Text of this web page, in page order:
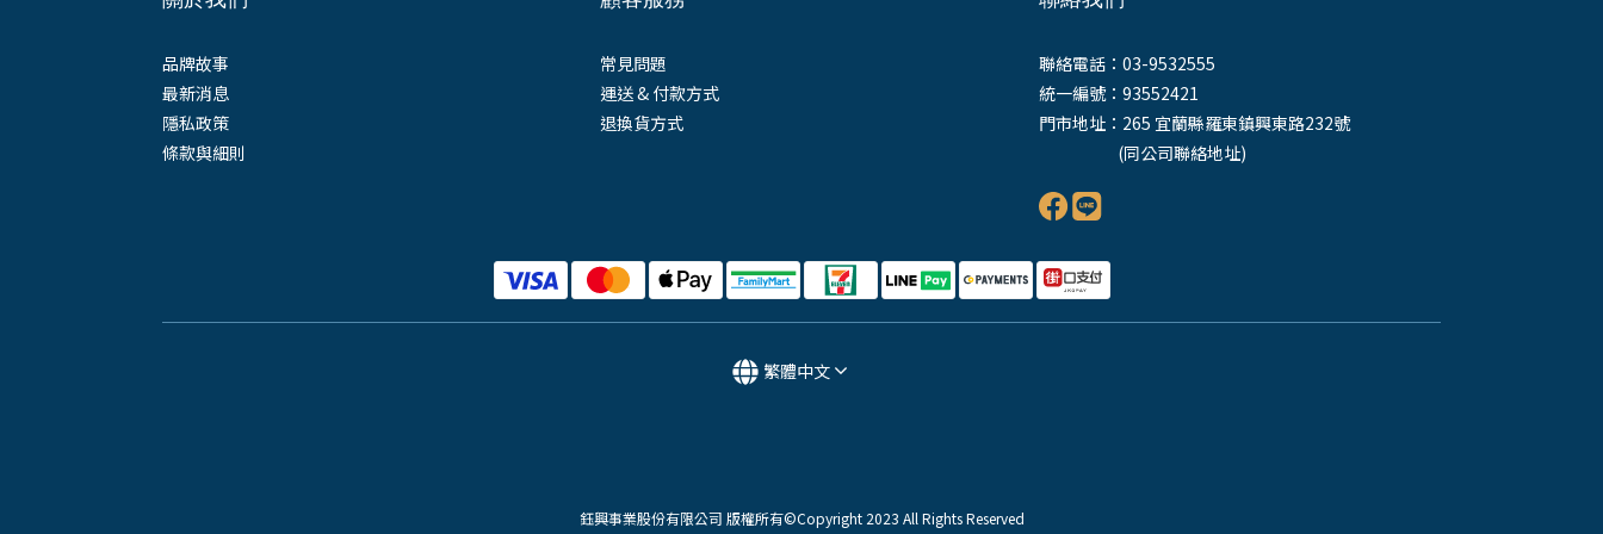
品牌故事
最新消息
隱私政策
條款與細則
常見問題
運送 & 付款方式
退換貨方式
聯絡電話：03-9532555
統一編號：93552421
門市地址：265 宜蘭縣羅東鎮興東路232號
(同公司聯絡地址)
繁體中文
鈺興事業股份有限公司 版權所有©Copyright 2023 All Rights Reserved